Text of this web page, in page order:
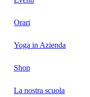
Orari
Yoga in Azienda
Shop
La nostra scuola